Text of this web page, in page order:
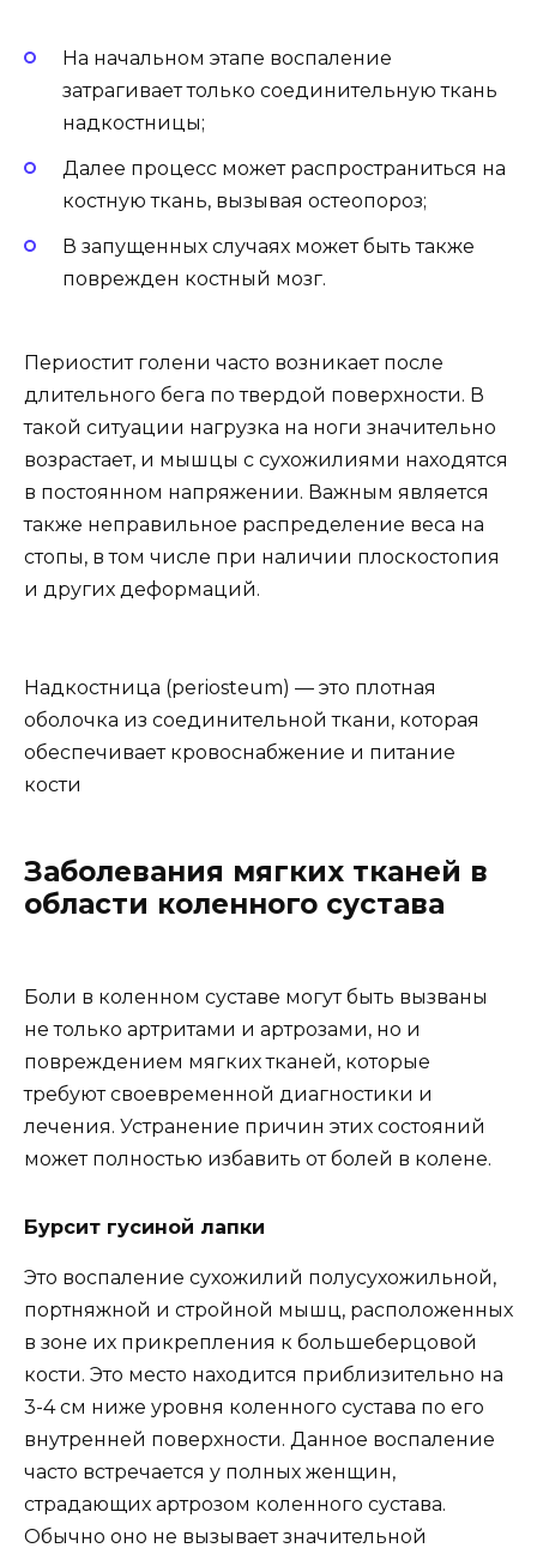
На начальном этапе воспаление
затрагивает только соединительную ткань
надкостницы;
Далее процесс может распространиться на
костную ткань, вызывая остеопороз;
В запущенных случаях может быть также
поврежден костный мозг.
Периостит голени часто возникает после
длительного бега по твердой поверхности. В
такой ситуации нагрузка на ноги значительно
возрастает, и мышцы с сухожилиями находятся
в постоянном напряжении. Важным является
также неправильное распределение веса на
стопы, в том числе при наличии плоскостопия
и других деформаций.
Надкостница (periosteum) — это плотная
оболочка из соединительной ткани, которая
обеспечивает кровоснабжение и питание
кости
Заболевания мягких тканей в
области коленного сустава
Боли в коленном суставе могут быть вызваны
не только артритами и артрозами, но и
повреждением мягких тканей, которые
требуют своевременной диагностики и
лечения. Устранение причин этих состояний
может полностью избавить от болей в колене.
Бурсит гусиной лапки
Это воспаление сухожилий полусухожильной,
портняжной и стройной мышц, расположенных
в зоне их прикрепления к большеберцовой
кости. Это место находится приблизительно на
3-4 см ниже уровня коленного сустава по его
внутренней поверхности. Данное воспаление
часто встречается у полных женщин,
страдающих артрозом коленного сустава.
Обычно оно не вызывает значительной